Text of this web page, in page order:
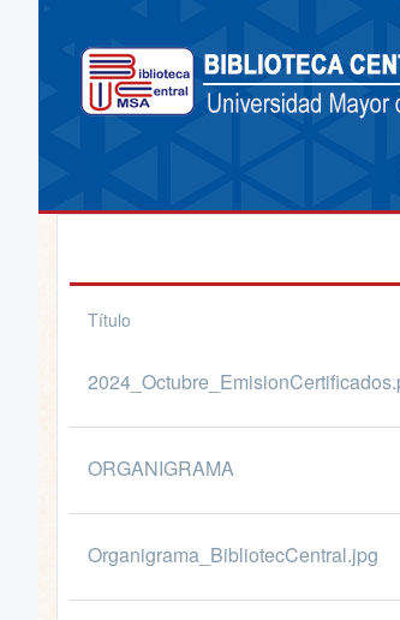
Título
ORGANIGRAMA
Organigrama_BibliotecCentral.jpg